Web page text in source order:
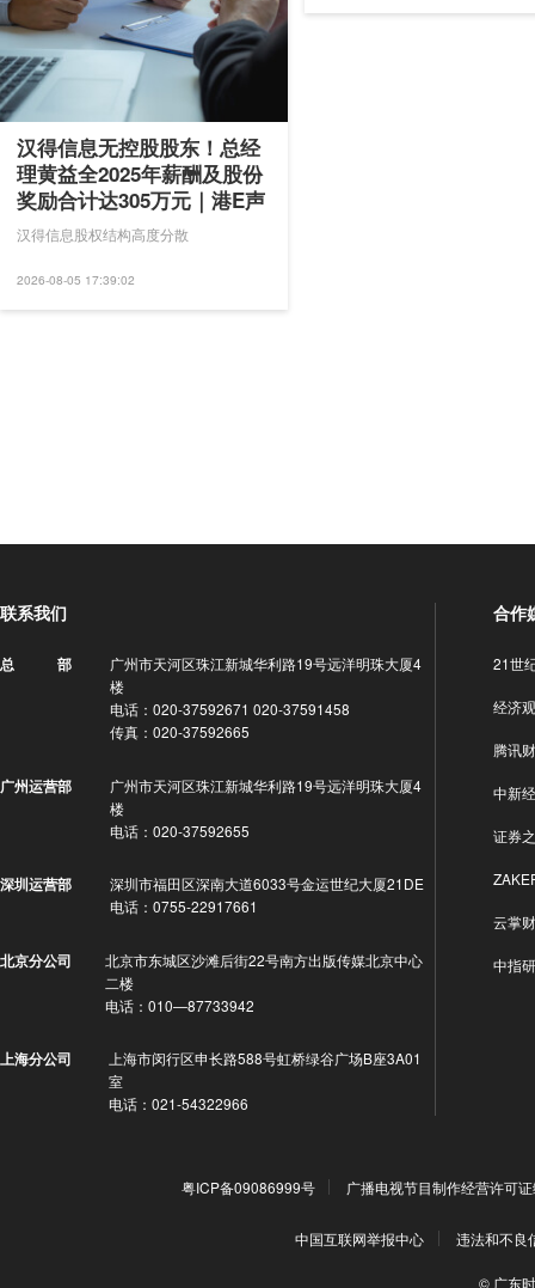
汉得信息无控股股东！总经
理黄益全2025年薪酬及股份
奖励合计达305万元｜港E声
汉得信息股权结构高度分散
2026-08-05 17:39:02
联系我们
总 部
广州市天河区珠江新城华利路19号远洋明珠大厦4
楼
电话：020-37592671 020-37591458
传真：020-37592665
广州运营部
广州市天河区珠江新城华利路19号远洋明珠大厦4
楼
电话：020-37592655
深圳运营部
深圳市福田区深南大道6033号金运世纪大厦21DE
电话：0755-22917661
北京分公司
北京市东城区沙滩后街22号南方出版传媒北京中心
二楼
电话：010—87733942
上海分公司
上海市闵行区申长路588号虹桥绿谷广场B座3A01
室
电话：021-54322966
合作
21世
经济
腾讯
中新
证券
云掌
中指
粤ICP备09086999号 广播电视节目制作经营许可
中国互联网举报中心 违法和不良
© 广东